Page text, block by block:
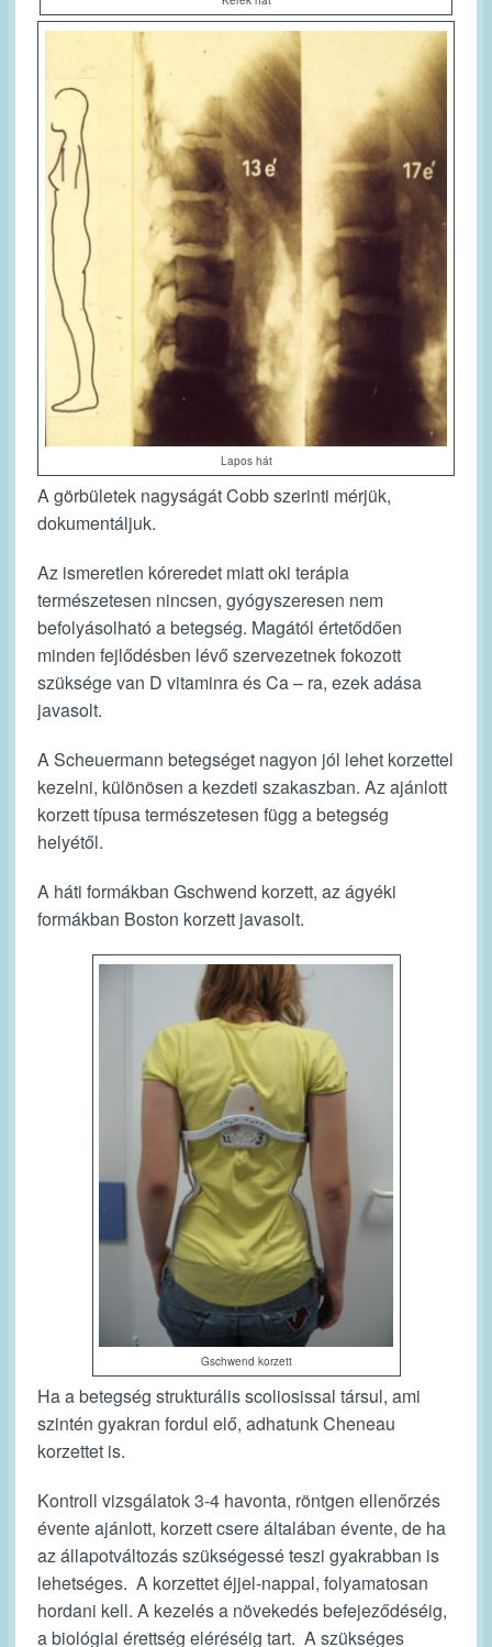
Lapos hát
A görbületek nagyságát Cobb szerinti mérjük,
dokumentáljuk.
Az ismeretlen kóreredet miatt oki terápia
természetesen nincsen, gyógyszeresen nem
befolyásolható a betegség. Magától értetődően
minden fejlődésben lévő szervezetnek fokozott
szüksége van D vitaminra és Ca – ra, ezek adása
javasolt.
A Scheuermann betegséget nagyon jól lehet korzettel
kezelni, különösen a kezdeti szakaszban. Az ajánlott
korzett típusa természetesen függ a betegség
helyétől.
A háti formákban Gschwend korzett, az ágyéki
formákban Boston korzett javasolt.
Gschwend korzett
Ha a betegség strukturális scoliosissal társul, ami
szintén gyakran fordul elő, adhatunk Cheneau
korzettet is.
Kontroll vizsgálatok 3-4 havonta, röntgen ellenőrzés
évente ajánlott, korzett csere általában évente, de ha
az állapotváltozás szükségessé teszi gyakrabban is
lehetséges. A korzettet éjjel-nappal, folyamatosan
hordani kell. A kezelés a növekedés befejeződéséig,
a biológiai érettség eléréséig tart. A szükséges